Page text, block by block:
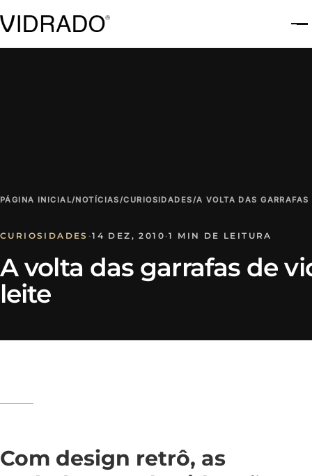
PÁGINA INICIAL/NOTÍCIAS/CURIOSIDADES/A VOLTA DAS
CURIOSIDADES ·14 DEZ, 2010 ·1 MIN DE LEITURA
A volta das garrafas de
leite
Com design retrô, as